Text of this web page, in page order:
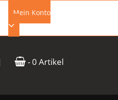
Mein Konto
- 0 Artikel